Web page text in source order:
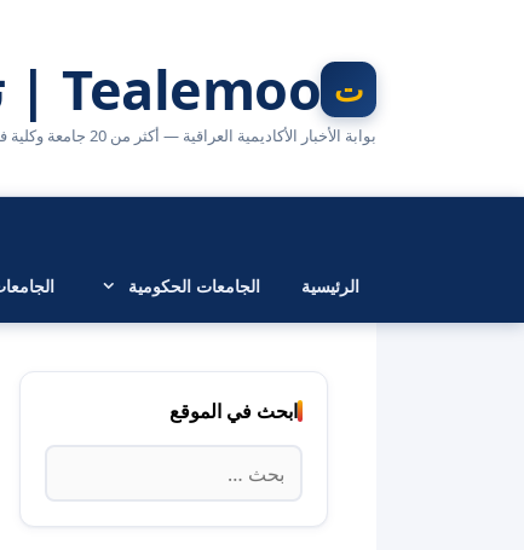
Tealemoo | تعليمو
بوابة الأخبار الأكاديمية العراقية — أكثر من 20 جامعة وكلية في مكان واحد
الرئيسية الجامعات الحكومية
ابحث في الموقع
البحث
عن: